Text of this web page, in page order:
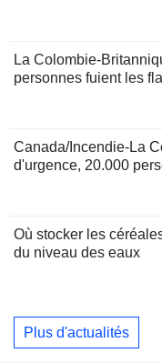
La Colombie-
personnes fuient les
Canada/Incendie-La
d'urgence, 20.000
Où stocker les
du niveau des eaux
Plus d'actualités